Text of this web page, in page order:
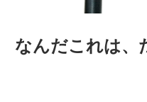
なんだこれは、